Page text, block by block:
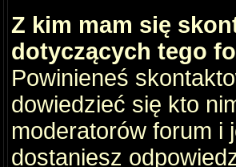
Z kim mam się
dotyczących tego
Powinieneś
dowiedzieć się kto
moderatorów forum i
dostaniesz